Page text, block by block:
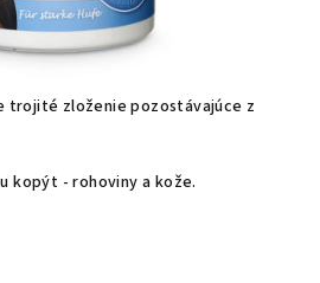
trojité zloženie pozostávajúce z
kopýt - rohoviny a kože.